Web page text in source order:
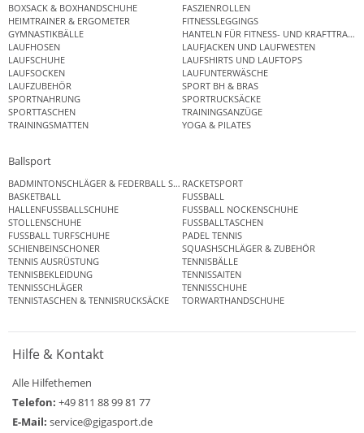
BOXSACK & BOXHANDSCHUHE
FASZIENROLLEN
HEIMTRAINER & ERGOMETER
FITNESSLEGGINGS
GYMNASTIKBÄLLE
HANTELN FÜR FITNESS- UND
LAUFHOSEN
LAUFJACKEN UND LAUFWESTEN
LAUFSCHUHE
LAUFSHIRTS UND LAUFTOPS
LAUFSOCKEN
LAUFUNTERWÄSCHE
LAUFZUBEHÖR
SPORT BH & BRAS
SPORTNAHRUNG
SPORTRUCKSÄCKE
SPORTTASCHEN
TRAININGSANZÜGE
TRAININGSMATTEN
YOGA & PILATES
Ballsport
BADMINTONSCHLÄGER & FEDERBALL SETSRACKETSPORT
BASKETBALL
FUSSBALL
HALLENFUSSBALLSCHUHE
FUSSBALL NOCKENSCHUHE
STOLLENSCHUHE
FUSSBALLTASCHEN
FUSSBALL TURFSCHUHE
PADEL TENNIS
SCHIENBEINSCHONER
SQUASHSCHLÄGER & ZUBEHÖR
TENNIS AUSRÜSTUNG
TENNISBÄLLE
TENNISBEKLEIDUNG
TENNISSAITEN
TENNISSCHLÄGER
TENNISSCHUHE
TENNISTASCHEN & TENNISRUCKSÄCKE
TORWARTHANDSCHUHE
Hilfe & Kontakt
Alle Hilfethemen
Telefon: +49 811 88 99 81 77
E-Mail: service@gigasport.de